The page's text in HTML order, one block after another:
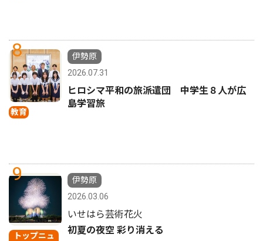
8
教育
伊勢原
2026.07.31
ヒロシマ平和の旅派遣団 中学生８人が広
島学習旅
9
トップニュ
伊勢原
2026.03.06
いせはら芸術花火
初夏の夜空 彩り消える